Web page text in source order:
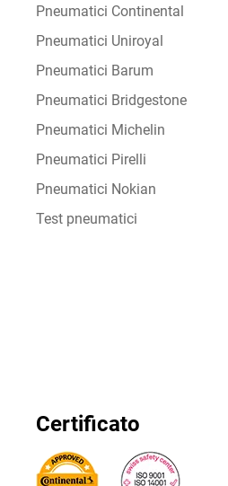
Pneumatici Continental
Pneumatici Uniroyal
Pneumatici Barum
Pneumatici Bridgestone
Pneumatici Michelin
Pneumatici Pirelli
Pneumatici Nokian
Test pneumatici
Certificato